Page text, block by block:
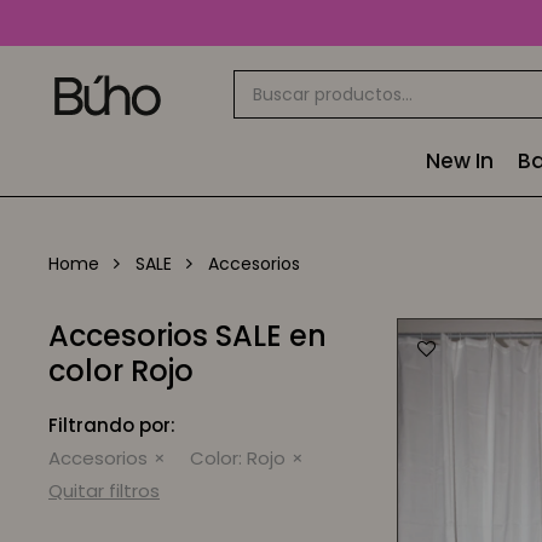
New In
Home SALE Accesorios
Accesorios SALE en
color Rojo
Filtrando por:
Accesorios
Color: Rojo
Quitar filtros